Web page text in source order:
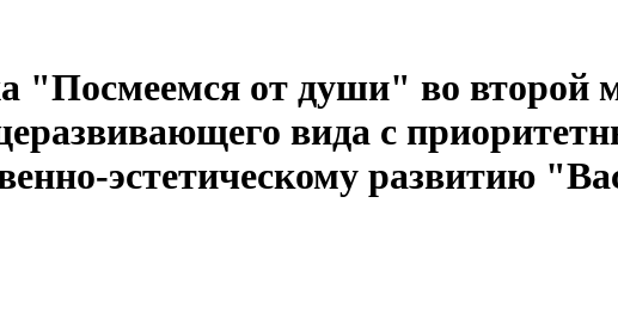
"Посмеемся от души" во
вида с
эстетическому развитию